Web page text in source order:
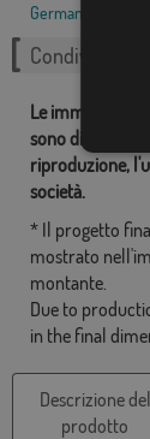
Germania
Condividi
Le immagini e
sono di
riproduzione,
società.
* Il progetto
mostrato
montante.
Due to
in the final
Descrizione del
prodotto